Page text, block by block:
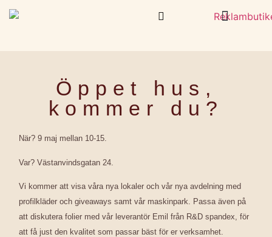
Öppet hus,
kommer du?
När? 9 maj mellan 10-15.
Var? Västanvindsgatan 24.
Vi kommer att visa våra nya lokaler och vår nya avdelning med
profilkläder och giveaways samt vår maskinpark. Passa även på
att diskutera folier med vår leverantör Emil från R&D spandex, för
att få just den kvalitet som passar bäst för er verksamhet.